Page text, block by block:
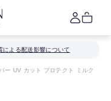
による配送影響について
ー UV カット プロテクト ミルク